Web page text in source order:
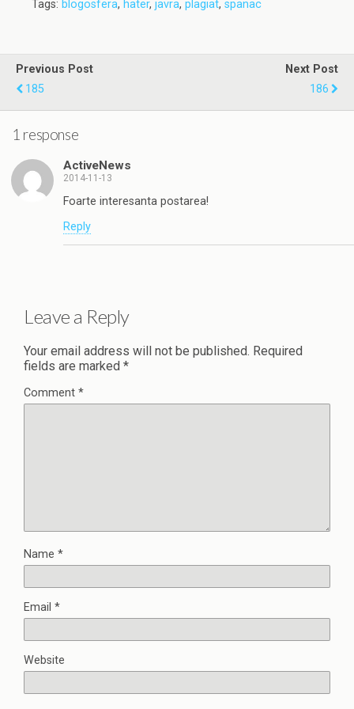
Tags: blogosfera, hater, javra, plagiat, spanac
Previous Post
185
Next Post
186
1 response
ActiveNews
2014-11-13
Foarte interesanta postarea!
Reply
Leave a Reply
Your email address will not be published. Required
fields are marked *
Comment *
Name *
Email *
Website